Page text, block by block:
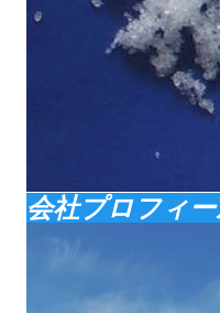
会社プロフィ